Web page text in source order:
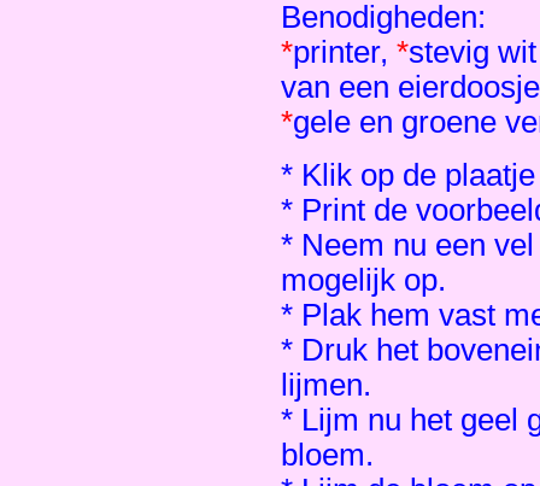
Benodigheden:
*printer, *stevig
van een
*gele en groene
* Klik op de
* Print de
* Neem nu een
mogelijk op.
* Plak hem vast
* Druk het
lijmen.
* Lijm nu het geel
bloem.